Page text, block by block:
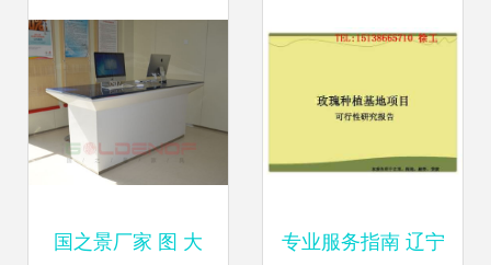
维赋能企业高端形
象
国之景厂家 图 大 专业服务指南 辽宁